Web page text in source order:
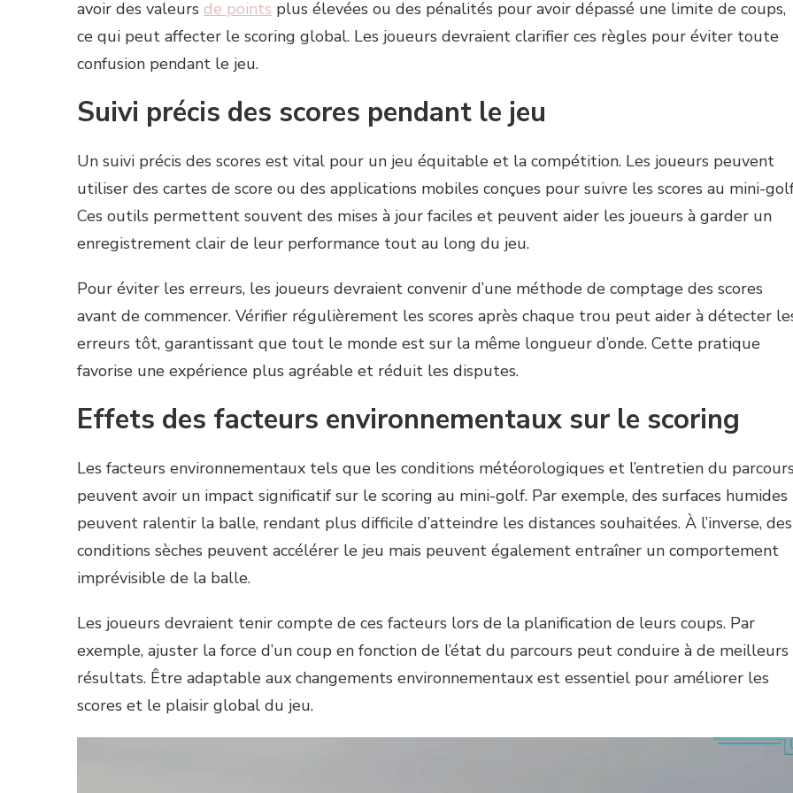
avoir des valeurs de points plus élevées ou des pénalités pour avoir dépassé une limite de coups,
ce qui peut affecter le scoring global. Les joueurs devraient clarifier ces règles pour éviter toute
confusion pendant le jeu.
Suivi précis des scores pendant le jeu
Un suivi précis des scores est vital pour un jeu équitable et la compétition. Les joueurs peuvent
utiliser des cartes de score ou des applications mobiles conçues pour suivre les scores au mini-
Ces outils permettent souvent des mises à jour faciles et peuvent aider les joueurs à garder un
enregistrement clair de leur performance tout au long du jeu.
Pour éviter les erreurs, les joueurs devraient convenir d’une méthode de comptage des scores
avant de commencer. Vérifier régulièrement les scores après chaque trou peut aider à détecter
erreurs tôt, garantissant que tout le monde est sur la même longueur d’onde. Cette pratique
favorise une expérience plus agréable et réduit les disputes.
Effets des facteurs environnementaux sur le scoring
Les facteurs environnementaux tels que les conditions météorologiques et l’entretien du
peuvent avoir un impact significatif sur le scoring au mini-golf. Par exemple, des surfaces humides
peuvent ralentir la balle, rendant plus difficile d’atteindre les distances souhaitées. À l’inverse, des
conditions sèches peuvent accélérer le jeu mais peuvent également entraîner un comportement
imprévisible de la balle.
Les joueurs devraient tenir compte de ces facteurs lors de la planification de leurs coups. Par
exemple, ajuster la force d’un coup en fonction de l’état du parcours peut conduire à de meilleurs
résultats. Être adaptable aux changements environnementaux est essentiel pour améliorer les
scores et le plaisir global du jeu.